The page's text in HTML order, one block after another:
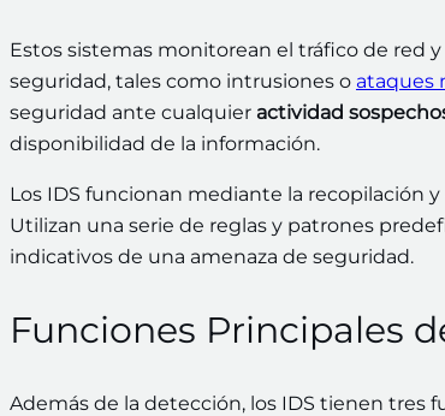
Estos sistemas monitorean el tráfico de red
seguridad, tales como intrusiones o ataques
seguridad ante cualquier actividad
disponibilidad de la información.
Los IDS funcionan mediante la recopilación
Utilizan una serie de reglas y patrones
indicativos de una amenaza de seguridad.
Funciones Principales
Además de la detección, los IDS tienen tres